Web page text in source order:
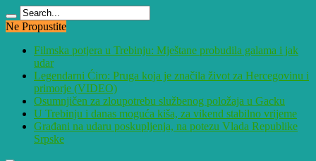
Ne Propustite
Filmska potjera u Trebinju: Mještane probudila galama i jak
udar
Legendarni Ćiro: Pruga koja je značila život za Hercegovinu i
primorje (VIDEO)
Osumnjičen za zloupotrebu službenog položaja u Gacku
U Trebinju i danas moguća kiša, za vikend stabilno vrijeme
Građani na udaru poskupljenja, na potezu Vlada Republike
Srpske